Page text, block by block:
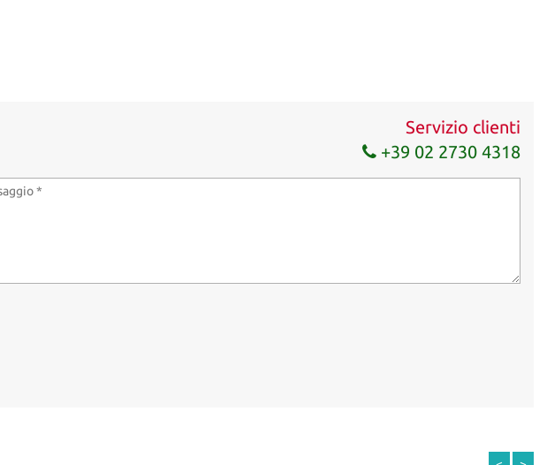
Servizio clienti
+39 02 2730 4318